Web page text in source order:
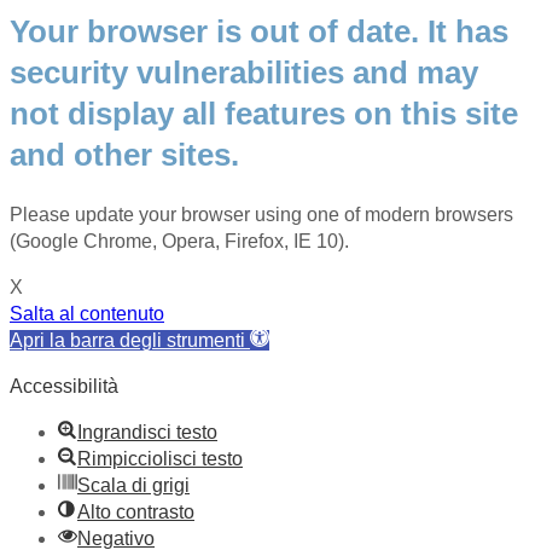
Your browser is out of date. It has
security vulnerabilities and may
not display all features on this site
and other sites.
Please update your browser using one of modern browsers
(Google Chrome, Opera, Firefox, IE 10).
X
Salta al contenuto
Apri la barra degli strumenti
Accessibilità
Ingrandisci testo
Rimpicciolisci testo
Scala di grigi
Alto contrasto
Negativo